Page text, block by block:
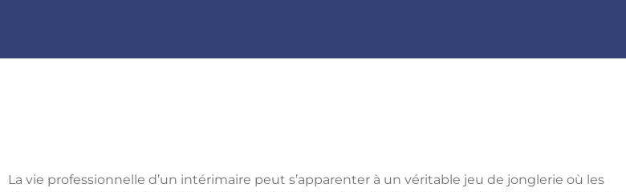
La vie professionnelle d’un intérimaire peut s’apparenter à un véritable jeu de jonglerie où les